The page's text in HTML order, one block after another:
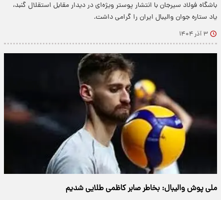
باشگاه فولاد سیرجان با انتشار پوستر ویژه‌ای در دیدار مقابل استقلال گنبد،
یاد ستاره جوان والیبال ایران را گرامی داشت.
۳ آذر ۱۴۰۴
ملی پوش والیبال: بخاطر صابر کاظمی طلایی شدیم